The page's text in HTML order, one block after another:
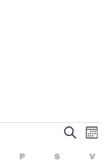
Keresett
kifejezés
CSÜTÖRTÖK
P PÉNTEK
S V